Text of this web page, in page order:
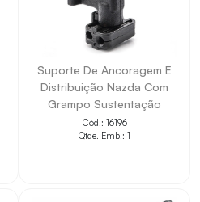
Suporte De Ancoragem E
Distribuição Nazda Com
Grampo Sustentação
Cód.: 16196
Qtde. Emb.: 1